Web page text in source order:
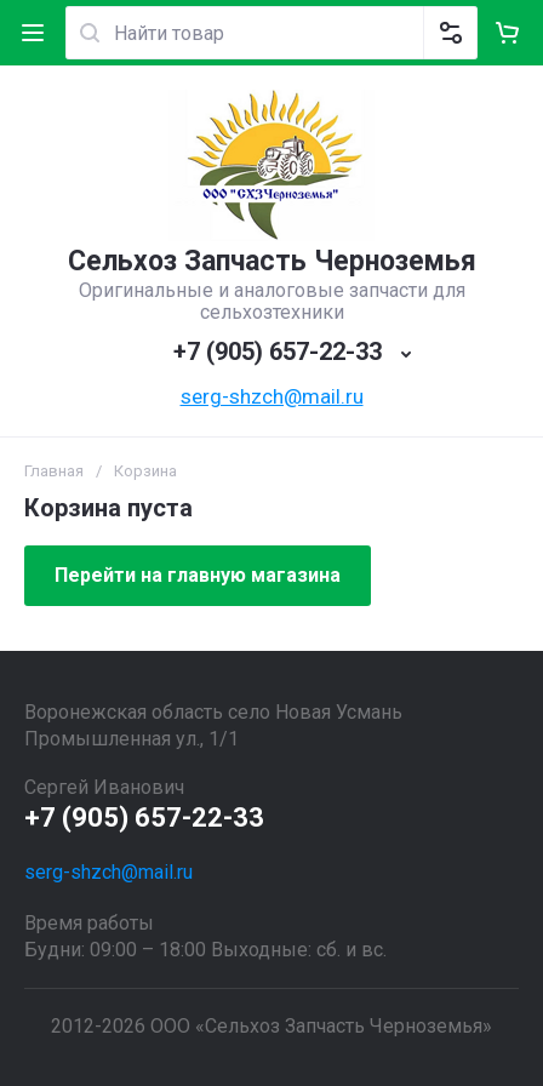
Сельхоз Запчасть Черноземья
Оригинальные и аналоговые запчасти для
сельхозтехники
+7 (905) 657-22-33
serg-shzch@mail.ru
Главная / Корзина
Корзина пуста
Перейти на главную магазина
Воронежская область село Новая Усмань
Промышленная ул., 1/1
Сергей Иванович
+7 (905) 657-22-33
serg-shzch@mail.ru
Время работы
Будни: 09:00 – 18:00 Выходные: сб. и вс.
2012-2026 ООО «Сельхоз Запчасть Черноземья»